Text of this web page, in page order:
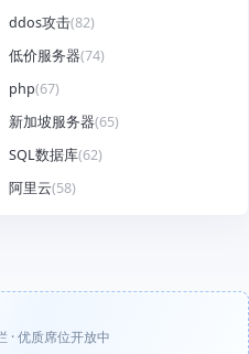
ddos攻击(82)
低价服务器(74)
php(67)
新加坡服务器(65)
SQL数据库(62)
阿里云(58)
· 优质席位开放中